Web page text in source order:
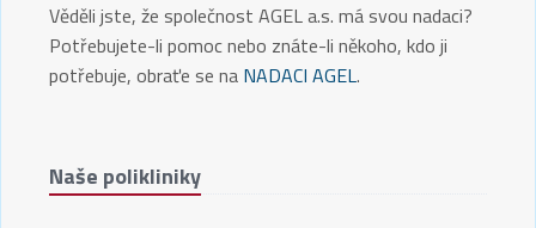
Věděli jste, že společnost AGEL a.s. má svou nadaci?
Potřebujete-li pomoc nebo znáte-li někoho, kdo ji
potřebuje, obraťe se na NADACI AGEL.
Naše polikliniky